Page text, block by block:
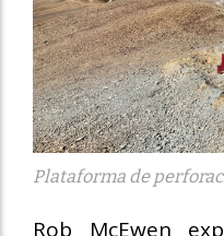
Plataforma de
Rob McEwen